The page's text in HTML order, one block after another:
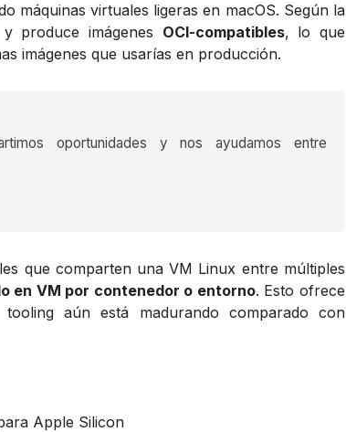
máquinas virtuales ligeras en macOS. Según la
produce imágenes OCI-compatibles, lo que
imágenes que usarías en producción.
oportunidades y nos ayudamos entre
que comparten una VM Linux entre múltiples
en VM por contenedor o entorno. Esto ofrece
aún está madurando comparado con
Apple Silicon